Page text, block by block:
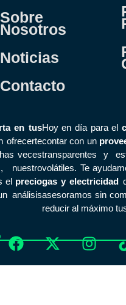
Sobre
Nosotros
Noticias
Contacto
en tus
ofrecerte
veces
nuestro
el precio
análisis
Hoy en día para el
contar con un
transparentes y
volátiles. Te
gas y electricidad
asesoramos sin
reducir al máximo